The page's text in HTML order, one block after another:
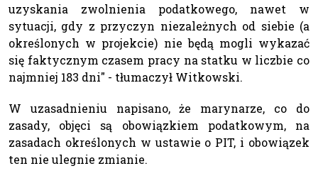
uzyskania zwolnienia podatkowego, nawet w
sytuacji, gdy z przyczyn niezależnych od siebie (a
określonych w projekcie) nie będą mogli wykazać
się faktycznym czasem pracy na statku w liczbie co
najmniej 183 dni" - tłumaczył Witkowski.
W uzasadnieniu napisano, że marynarze, co do
zasady, objęci są obowiązkiem podatkowym, na
zasadach określonych w ustawie o PIT, i obowiązek
ten nie ulegnie zmianie.